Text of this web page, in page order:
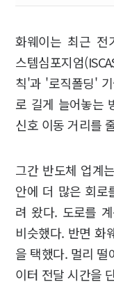
화웨이는 최근 전
스템심포지엄
칙'과 '로직폴딩'
로 길게 늘어놓는
신호 이동 거리를
그간 반도체 업계
안에 더 많은 회로
려 왔다. 도로를
비슷했다. 반면 화
을 택했다. 멀리 떨
이터 전달 시간을